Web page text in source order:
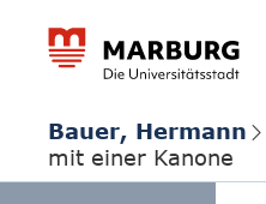
Bauer, Hermann
mit einer Kanone